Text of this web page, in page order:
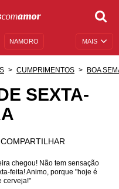
MAIS
NAMORO
ANIVERSÁRIO
CUMPRIMENTOS BOA
SEXTA-
COMPARTILHAR
chegou! Não tem sensação
feita! Animo, porque "hoje é
cerveja!"